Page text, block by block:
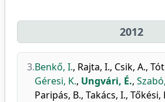
2012
3.Benkő, I., Rajta, I., Csik, A.,
Géresi, K., Ungvári, É.,
Paripás, B., Takács, I., Tőkési,